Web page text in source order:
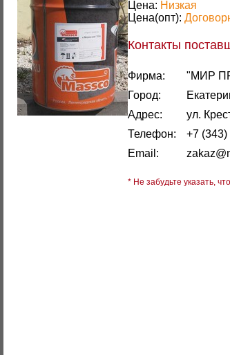
Цена: Низкая
Цена(опт):
Контакты
Фирма:
"МИР
Город:
Адрес:
ул.
Телефон:
+7
Email:
* Не забудьте указать,